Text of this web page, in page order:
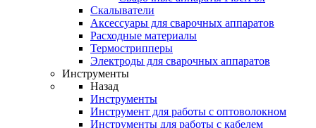
Скалыватели
Аксессуары для сварочных аппаратов
Расходные материалы
Термострипперы
Электроды для сварочных аппаратов
Инструменты
Назад
Инструменты
Инструмент для работы с оптоволокном
Инструменты для работы с кабелем